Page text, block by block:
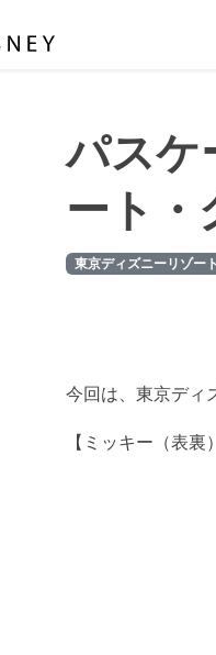
パスケ
ート・
東京ディズニーリゾー
今回は、東京ディ
【ミッキー（表